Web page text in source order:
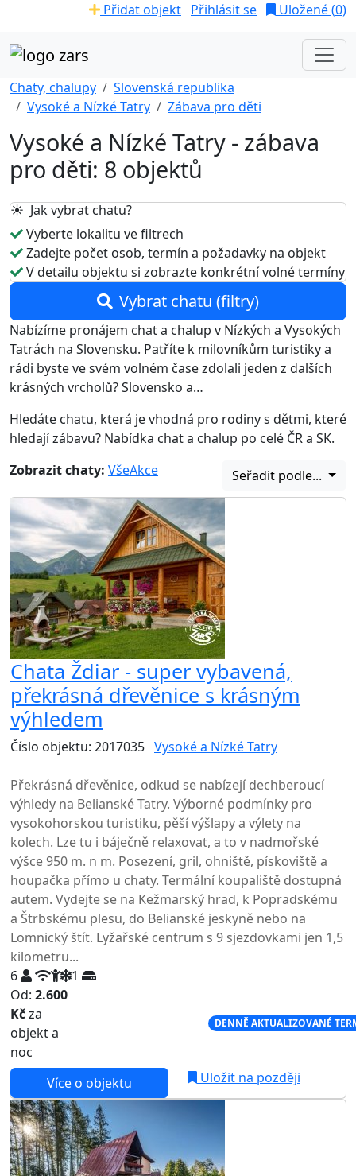
Přidat objekt Přihlásit se Uložené (0)
Chaty, chalupy
Slovenská republika
Vysoké a Nízké Tatry
Zábava pro děti
Vysoké a Nízké Tatry - zábava
pro děti: 8 objektů
☀️ Jak vybrat chatu?
Vyberte lokalitu ve filtrech
Zadejte počet osob, termín a požadavky na objekt
V detailu objektu si zobrazte konkrétní volné termíny
Vybrat chatu (filtry)
Nabízíme pronájem chat a chalup v Nízkých a Vysokých
Tatrách na Slovensku. Patříte k milovníkům turistiky a
rádi byste ve svém volném čase zdolali jeden z dalších
krásných vrcholů? Slovensko a…
Hledáte chatu, která je vhodná pro rodiny s dětmi, které
hledají zábavu? Nabídka chat a chalup po celé ČR a SK.
Zobrazit chaty: VšeAkce Seřadit podle...
Chata Ždiar - super vybavená,
překrásná dřevěnice s krásným
výhledem
Číslo objektu: 2017035 Vysoké a Nízké Tatry
Překrásná dřevěnice, odkud se nabízejí dechberoucí
výhledy na Belianské Tatry. Výborné podmínky pro
vysokohorskou turistiku, pěší výšlapy a výlety na
kolech. Lze tu i báječně relaxovat, a to v nadmořské
výšce 950 m. n m. Posezení, gril, ohniště, pískoviště a
houpačka přímo u chaty. Termální koupaliště dostupná
autem. Vydejte se na Kežmarský hrad, k Popradskému
a Štrbskému plesu, do Belianské jeskyně nebo na
Lomnický štít. Lyžařské centrum s 9 sjezdovkami jen 1,5
kilometru...
6
1
Od: 2.600
Kčza
objekt a
noc
DENNĚ AKTUALIZOVANÉ
Více o objektu Uložit na později